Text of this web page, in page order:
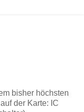
bisher höchsten
der Karte: IC